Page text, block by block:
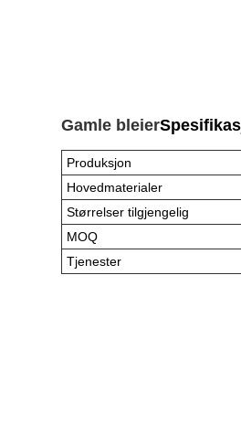
Gamle bleier
Produksjon
Hovedmaterialer
Størrelser tilgjengelig
MOQ
Tjenester